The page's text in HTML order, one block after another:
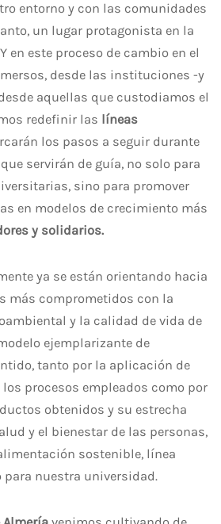
entorno y con las comunidades
un lugar protagonista en la
en este proceso de cambio en el
desde las instituciones -y
aquellas que custodiamos el
redefinir las líneas
los pasos a seguir durante
servirán de guía, no solo para
sino para promover
en modelos de crecimiento más
y solidarios.
ya se están orientando hacia
más comprometidos con la
y la calidad de vida de
ejemplarizante de
tanto por la aplicación de
procesos empleados como por
obtenidos y su estrecha
y el bienestar de las personas,
sostenible, línea
nuestra universidad.